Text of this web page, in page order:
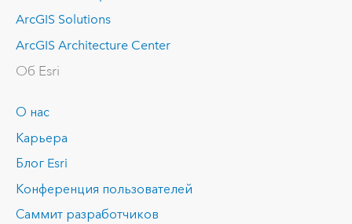
ArcGIS Solutions
ArcGIS Architecture Center
Об Esri
О нас
Карьера
Блог Esri
Конференция пользователей
Саммит разработчиков